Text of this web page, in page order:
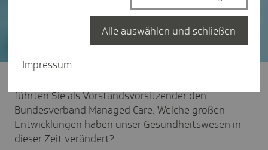
führten Sie als Vorstandsvorsitzender den
Bundesverband Managed Care. Welche großen
Entwicklungen haben unser Gesundheitswesen in
dieser Zeit verändert?
Impressum
Alle auswählen und schließen